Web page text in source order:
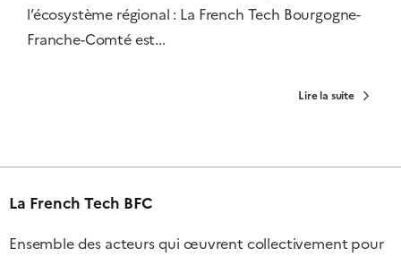
l’écosystème régional : La French Tech Bourgogne-
Franche-Comté est...
Lire la suite
La French Tech BFC
Ensemble des acteurs qui œuvrent collectivement pour